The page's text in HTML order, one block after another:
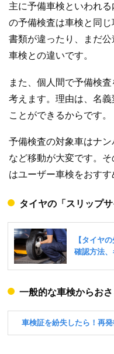
主に予備車検といわれ
の予備検査は車検と同
書類が違ったり、まだ
車検との違いです。
また、個人間で予備検
考えます。理由は、名
ことができるからです。
予備検査の対象車はナ
など移動が大変です。
はユーザー車検をおすす
タイヤの「スリップ
一般的な車検からお